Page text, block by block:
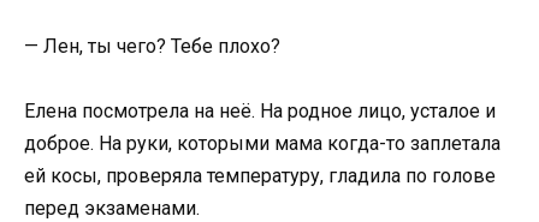
— Лен, ты чего? Тебе плохо?
Елена посмотрела на неё. На родное лицо, усталое и
доброе. На руки, которыми мама когда-то заплетала
ей косы, проверяла температуру, гладила по голове
перед экзаменами.